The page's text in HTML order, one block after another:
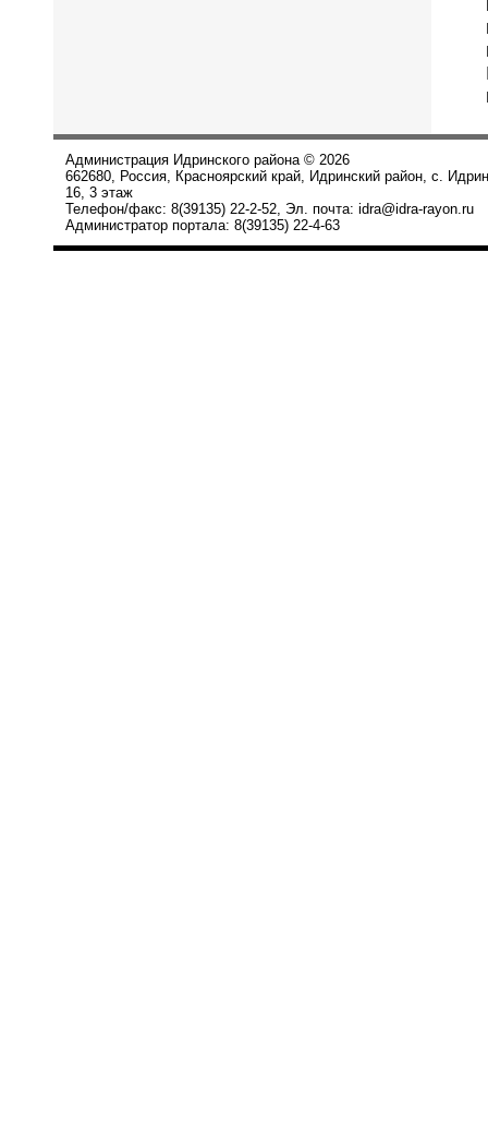
Администрация Идринского района © 2026
662680, Россия, Красноярский край, Идринский район, с.
16, 3 этаж
Телефон/факс: 8(39135) 22-2-52, Эл. почта: idra@idra-rayon.ru
Администратор портала: 8(39135) 22-4-63